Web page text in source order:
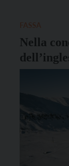
Nella
con le